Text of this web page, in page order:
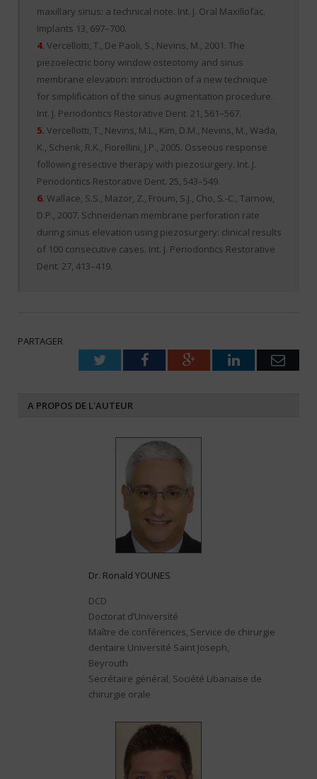
maxillary sinus: a technical note. Int. J. Oral Maxillofac.
Implants 13, 697–700.
4. Vercellotti, T., De Paoli, S., Nevins, M., 2001. The
piezoelectric bony window osteotomy and sinus
membrane elevation: introduction of a new technique
for simplification of the sinus augmentation procedure.
Int. J. Periodontics Restorative Dent. 21, 561–567.
5. Vercellotti, T., Nevins, M.L., Kim, D.M., Nevins, M., Wada,
K., Schenk, R.K., Fiorellini, J.P., 2005. Osseous response
following resective therapy with piezosurgery. Int. J.
Periodontics Restorative Dent. 25, 543–549.
6. Wallace, S.S., Mazor, Z., Froum, S.J., Cho, S.-C., Tarnow,
D.P., 2007. Schneiderian membrane perforation rate
during sinus elevation using piezosurgery: clinical results
of 100 consecutive cases. Int. J. Periodontics Restorative
Dent. 27, 413–419.
PARTAGER
TwitterFacebookGoogle+LinkedIn
A PROPOS DE L'AUTEUR
Dr. Ronald YOUNES
DCD
Doctorat d’Université
Maître de conférences, Service de chirurgie
dentaire Université Saint Joseph,
Beyrouth
Secrétaire général, Société Libanaise de
chirurgie orale